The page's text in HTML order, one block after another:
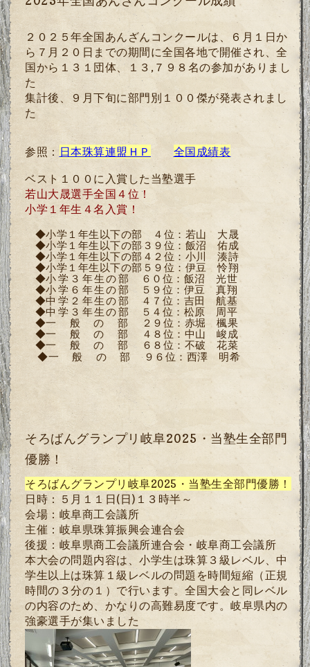
２０２５年全国あんざんコンクールは、６月１日か
ら７月２０日までの期間に全国各地で開催され、全
国から１３１団体、１３ , ７９８名の参加がありまし
た
集計後、９月下旬に部門別１００傑が発表されまし
た
参照： 日本珠算連盟ＨＰ
全国成績表
ベスト１００に入賞した当塾選手
若山大晟選手全国４位！
小学１年生４名入賞！
◆小学１年生以下の部 ４位：若山 大晟
◆小学１年生以下の部３９位：飯沼 佑成
◆小学１年生以下の部４２位：小川 湊詩
◆小学１年生以下の部５９位 ： 伊豆 怜翔
◆小学３年生の部 ６０位 ： 飯沼 光世
◆小学６年生の部 ５９位 ： 伊豆 真翔
◆中学２年生の部 ４７位 ： 吉田 航基
◆中学３年生の部５４位 ： 松原 周平
◆一般の部 ２９位 ： 赤堀 楓果
◆一般の部 ４８位 ： 中山 峻成
◆一般の部 ６８位： 不破 花菜
◆一般の部 ９６位 ： 西澤 明希
そろばんグランプリ岐阜2025・当塾生全部門
優勝！
そろばんグランプリ岐阜2025・当塾生全部門優勝！
日時：５月１１日(日) １３時半～
会場：岐阜商工会議所
主催：岐阜県珠算振興会連合会
後援：岐阜県商工会議所連合会・ 岐阜商工会議所
本大会の問題内容は、小学生は珠算３級レベル、中
学生以上は珠算１級レベルの問題を時間短縮（正規
時間の３分の１）で行います。全国大会と同レベル
の内容のため、かなりの高難易度です。岐阜県内の
強豪選手が集いました